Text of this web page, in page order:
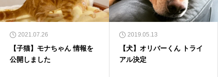
2021.07.26
【子猫】モナちゃん 情報を
公開しました
2019.05.13
【犬】オリバーくん トライ
アル決定